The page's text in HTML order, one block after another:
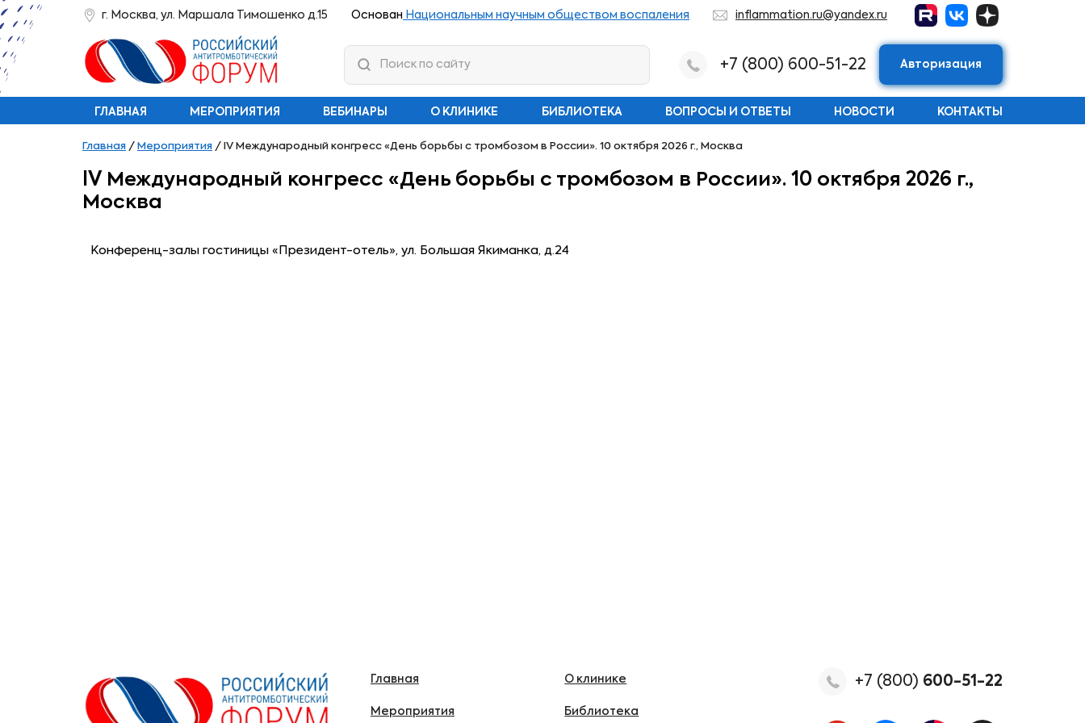
г. Москва, ул. Маршала Тимошенко д.15 Основан Национальным научным обществом воспаления inflammation.ru@yandex.ru
+7 (800) 600-51-22 Авторизация
ГЛАВНАЯ МЕРОПРИЯТИЯ ВЕБИНАРЫ О КЛИНИКЕ БИБЛИОТЕКА ВОПРОСЫ И ОТВЕТЫ НОВОСТИ КОНТАКТЫ
Главная / Мероприятия / IV Международный конгресс «День борьбы с тромбозом в России». 10 октября 2026 г., Москва
IV Международный конгресс «День борьбы с тромбозом в России». 10 октября 2026 г.,
Москва
Конференц-залы гостиницы «Президент-отель», ул. Большая Якиманка, д.24
Главная
Мероприятия
О клинике
Библиотека
+7 (800) 600-51-22